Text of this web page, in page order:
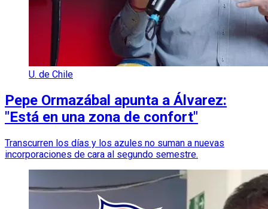
U. de Chile
Pepe Ormazábal apunta a Álvarez:
"Está en una zona de confort"
Transcurren los días y los azules no suman a nuevas
incorporaciones de cara al segundo semestre.